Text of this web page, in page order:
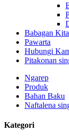
Babagan Kita
Pawarta
Hubungi
Pitakonan
Ngarep
Produk
Bahan Baku
Naftalena
Kategori